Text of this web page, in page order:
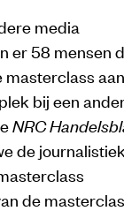
media
er 58 mensen
masterclass
bij een
NRC
de
de